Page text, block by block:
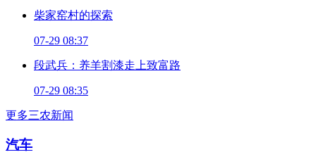
柴家窑村的探索
07-29 08:37
段武兵：养羊割漆走上致富路
07-29 08:35
更多三农新闻
汽车